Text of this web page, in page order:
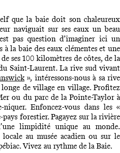
que la baie doit son chaleureux
naviguait sur ses eaux un beau
pas question d’imaginer ici un
la baie des eaux clémentes et une
ses 100 kilomètres de côtes, de la
Saint-Laurent. La rive sud vivant
», intéressons-nous à sa rive
de village en village. Profitez
ou du parc de la Pointe-Taylor à
Enfoncez-vous dans les «
forestier. Pagayez sur la rivière
limpidité unique au monde.
au musée acadien ou sur le
Vivez au rythme de la Baie.